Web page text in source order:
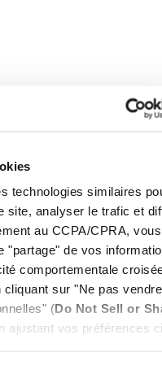
technologies similaires
site, analyser le trafic et
au CCPA/CPRA,
"partage" de vos
comportementale
sur "Ne pas
(Do Not Sell or
ajustant vos préférences
RIYADH'